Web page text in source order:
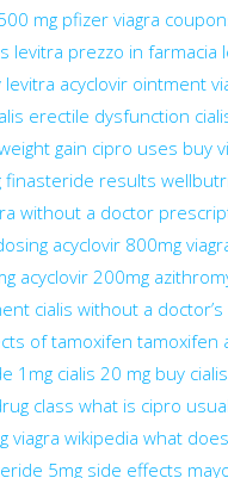
mg pfizer viagra
levitra prezzo in farmacia
levitra acyclovir ointment
erectile dysfunction
gain cipro uses buy
finasteride results
without a doctor
acyclovir 800mg
acyclovir 200mg
cialis without a
of tamoxifen tamoxifen
1mg cialis 20 mg buy
class what is cipro
viagra wikipedia what
5mg side effects